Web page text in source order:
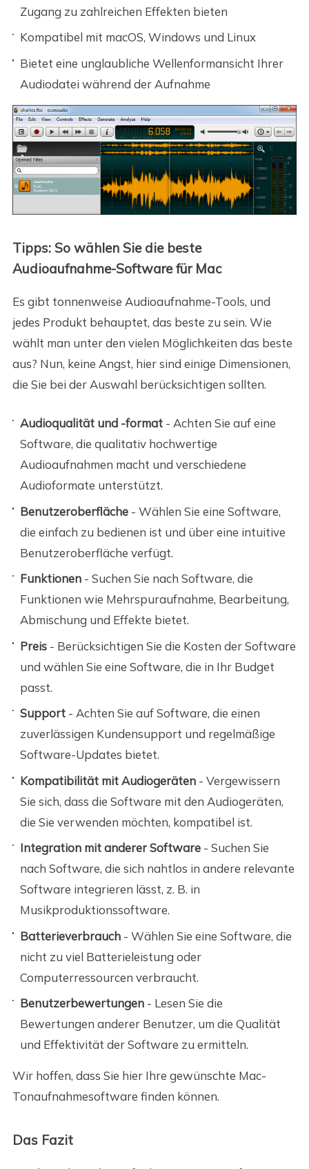
Zugang zu zahlreichen Effekten bieten
Kompatibel mit macOS, Windows und Linux
Bietet eine unglaubliche Wellenformansicht Ihrer
Audiodatei während der Aufnahme
Tipps: So wählen Sie die beste
Audioaufnahme-Software für Mac
Es gibt tonnenweise Audioaufnahme-Tools, und
jedes Produkt behauptet, das beste zu sein. Wie
wählt man unter den vielen Möglichkeiten das beste
aus? Nun, keine Angst, hier sind einige Dimensionen,
die Sie bei der Auswahl berücksichtigen sollten.
Audioqualität und -format - Achten Sie auf eine
Software, die qualitativ hochwertige
Audioaufnahmen macht und verschiedene
Audioformate unterstützt.
Benutzeroberfläche - Wählen Sie eine Software,
die einfach zu bedienen ist und über eine intuitive
Benutzeroberfläche verfügt.
Funktionen - Suchen Sie nach Software, die
Funktionen wie Mehrspuraufnahme, Bearbeitung,
Abmischung und Effekte bietet.
Preis - Berücksichtigen Sie die Kosten der Software
und wählen Sie eine Software, die in Ihr Budget
passt.
Support - Achten Sie auf Software, die einen
zuverlässigen Kundensupport und regelmäßige
Software-Updates bietet.
Kompatibilität mit Audiogeräten - Vergewissern
Sie sich, dass die Software mit den Audiogeräten,
die Sie verwenden möchten, kompatibel ist.
Integration mit anderer Software - Suchen Sie
nach Software, die sich nahtlos in andere relevante
Software integrieren lässt, z. B. in
Musikproduktionssoftware.
Batterieverbrauch - Wählen Sie eine Software, die
nicht zu viel Batterieleistung oder
Computerressourcen verbraucht.
Benutzerbewertungen - Lesen Sie die
Bewertungen anderer Benutzer, um die Qualität
und Effektivität der Software zu ermitteln.
Wir hoffen, dass Sie hier Ihre gewünschte Mac-
Tonaufnahmesoftware finden können.
Das Fazit